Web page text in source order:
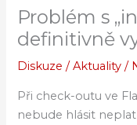
Problém s
definitivně
Diskuze /Aktuality /
Při check-outu ve
nebude hlásit